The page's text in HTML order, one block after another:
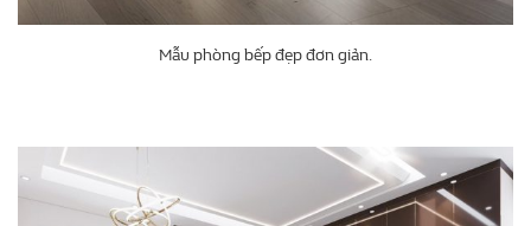
Mẫu phòng bếp đẹp đơn giản.